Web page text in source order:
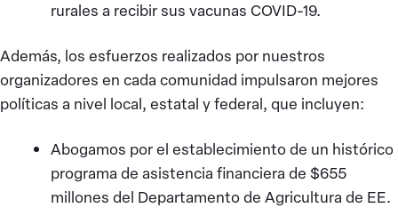
rurales a recibir sus vacunas COVID-19.
Además, los esfuerzos realizados por nuestros
organizadores en cada comunidad impulsaron mejores
políticas a nivel local, estatal y federal, que incluyen:
Abogamos por el establecimiento de un histórico
programa de asistencia financiera de $655
millones del Departamento de Agricultura de EE.